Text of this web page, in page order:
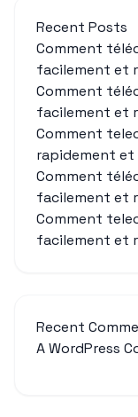
Recent Posts
Comment
facilement et
Comment
facilement et
Comment
rapidement
Comment
facilement et
Comment
facilement et
Recent
A WordPress